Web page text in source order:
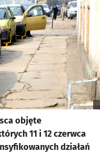
objęte
11 i 12 czerwca
działań